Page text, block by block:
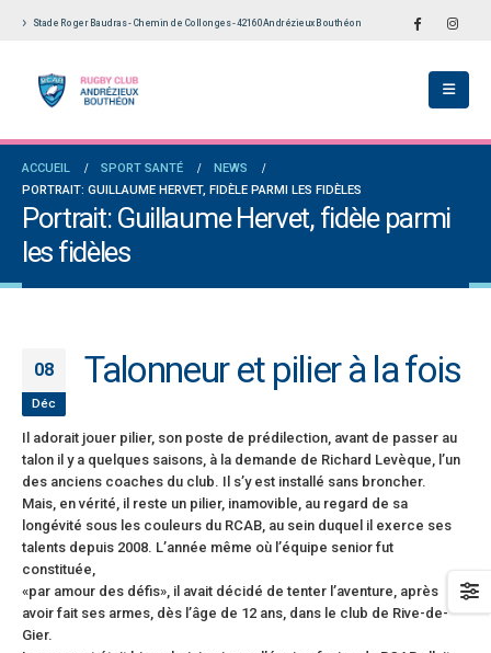
Stade Roger Baudras - Chemin de Collonges - 42160 Andrézieux Bouthéon
ACCUEIL SPORT SANTÉ
NEWS
PORTRAIT: GUILLAUME HERVET, FIDÈLE PARMI LES FIDÈLES
Portrait: Guillaume Hervet, fidèle parmi
les fidèles
08
Déc
Talonneur et pilier à la fois
Il adorait jouer pilier, son poste de prédilection, avant de passer au
talon il y a quelques saisons, à la demande de Richard Levèque, l’un
des anciens coaches du club. Il s’y est installé sans broncher.
Mais, en vérité, il reste un pilier, inamovible, au regard de sa
longévité sous les couleurs du RCAB, au sein duquel il exerce ses
talents depuis 2008. L’année même où l’équipe senior fut
constituée,
«par amour des défis», il avait décidé de tenter l’aventure, après
avoir fait ses armes, dès l’âge de 12 ans, dans le club de Rive-de-
Gier.
en Fédérale 2 et Fédérale B: de
connaissances et un nouveau venu
2026
senior: tout un programme de
pour être prêt le 13 septembre!
2026
Ligue Aura: les +35 des « 5glés » vice-
Bilan des seniors garçons par Philippe
dans Le Progrès
6 mai 2026